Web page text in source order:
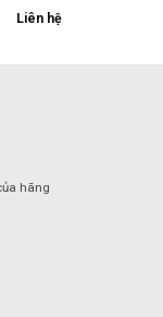
Liên hệ
hãng